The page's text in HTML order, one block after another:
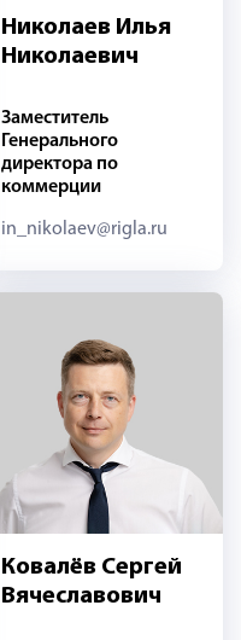
Николаев Илья
Николаевич
Заместитель
Генерального
директора по
коммерции
in_nikolaev@rigla.ru
Ковалёв Сергей
Вячеславович